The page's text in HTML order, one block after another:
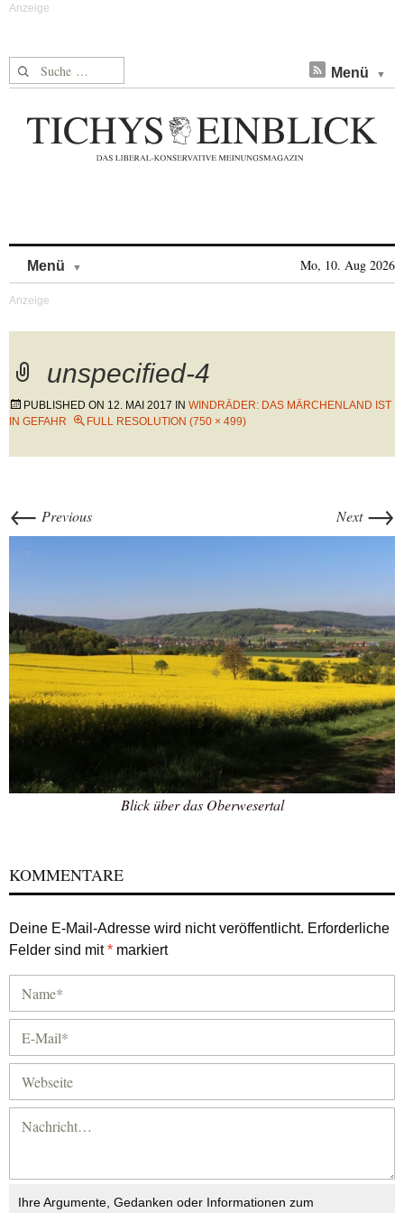
Suche nach: Menü
Menü Mo, 10. Aug 2026
unspecified-4
PUBLISHED ON 12. MAI 2017 IN WINDRÄDER: DAS MÄRCHENLAND IST
IN GEFAHR
FULL RESOLUTION (750 × 499)
← Previous Next →
Blick über das Oberwesertal
KOMMENTARE
Deine E-Mail-Adresse wird nicht veröffentlicht. Erforderliche
Felder sind mit* markiert
Ihre Argumente, Gedanken oder Informationen zum